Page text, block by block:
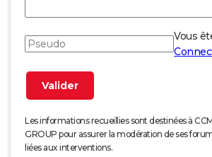
Vous
Les informations recueillies sont destinées à
GROUP pour assurer la modération de ses
liées aux interventions.